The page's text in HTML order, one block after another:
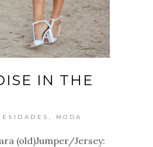
IN THE
, MODA
(old)Jumper/Jersey: